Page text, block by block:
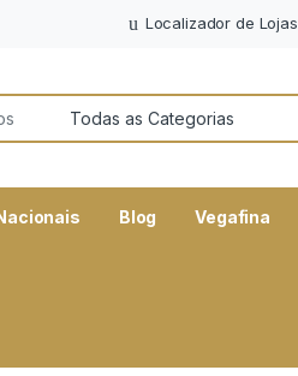
Localizador de Lojas
Blog Vegafina